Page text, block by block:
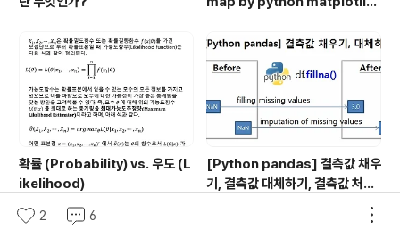
확률 (Probability) vs. 우도 (L
ikelihood)
[Python pandas] 결측값 채우
기, 결측값 대체하기, 결측값 처리
(filling missing value, impu
tation of missing values) :
2 6